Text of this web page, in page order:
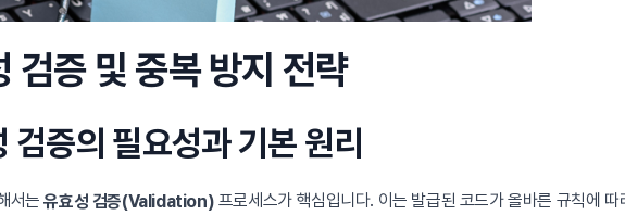
검증 및 중복 방지 전략
증의 필요성과 기본 원리
서는유효성 검증(Validation) 프로세스가 핵심입니다. 이는 발급된 코드가 올바른 규칙에